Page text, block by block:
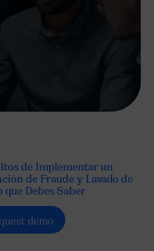
de Implementar un
de Fraude y Lavado de
que Debes Saber
demo